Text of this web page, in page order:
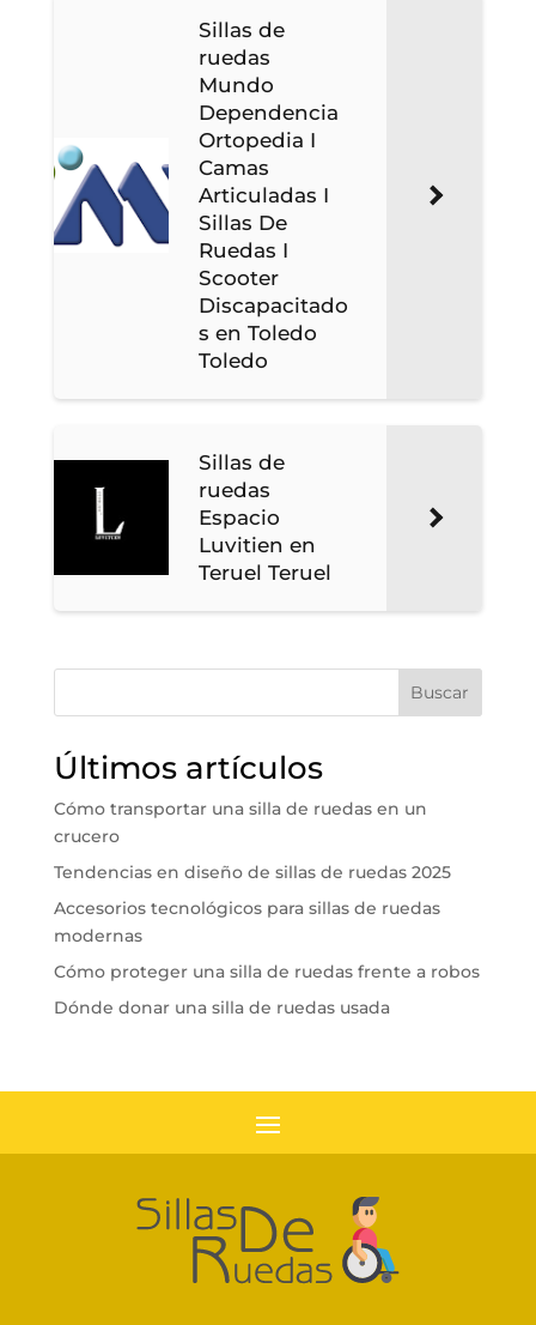
Sillas de
ruedas
Mundo
Dependencia
Ortopedia I
Camas
Articuladas I
Sillas De
Ruedas I
Scooter
Discapacitado
s en Toledo
Toledo
Sillas de
ruedas
Espacio
Luvitien en
Teruel Teruel
Buscar
Últimos artículos
Cómo transportar una silla de ruedas en un
crucero
Tendencias en diseño de sillas de ruedas 2025
Accesorios tecnológicos para sillas de ruedas
modernas
Cómo proteger una silla de ruedas frente a robos
Dónde donar una silla de ruedas usada